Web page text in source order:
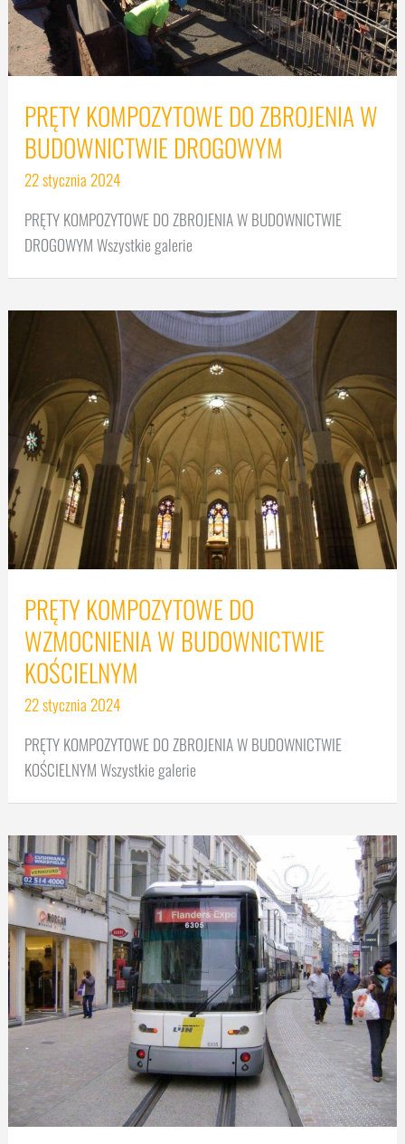
PRĘTY KOMPOZYTOWE DO ZBROJENIA W
BUDOWNICTWIE DROGOWYM
22 stycznia 2024
PRĘTY KOMPOZYTOWE DO ZBROJENIA W BUDOWNICTWIE
DROGOWYM Wszystkie galerie
PRĘTY KOMPOZYTOWE DO
WZMOCNIENIA W BUDOWNICTWIE
KOŚCIELNYM
22 stycznia 2024
PRĘTY KOMPOZYTOWE DO ZBROJENIA W BUDOWNICTWIE
KOŚCIELNYM Wszystkie galerie